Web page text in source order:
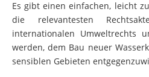
Es gibt einen einfachen, leicht
die relevantesten
internationalen Umweltrechts
werden, dem Bau neuer
sensiblen Gebieten